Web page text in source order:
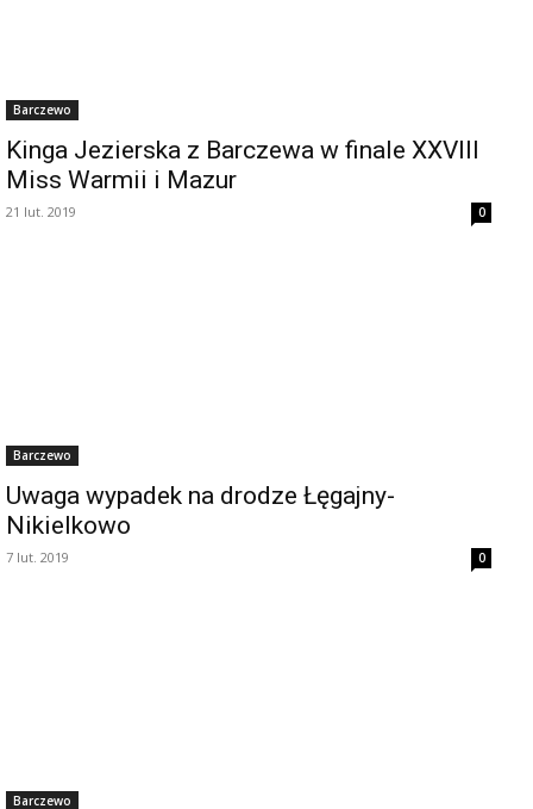
Barczewo
Kinga Jezierska z Barczewa w finale XXVIII
Miss Warmii i Mazur
21 lut. 2019 0
Barczewo
Uwaga wypadek na drodze Łęgajny-
Nikielkowo
7 lut. 2019 0
Barczewo